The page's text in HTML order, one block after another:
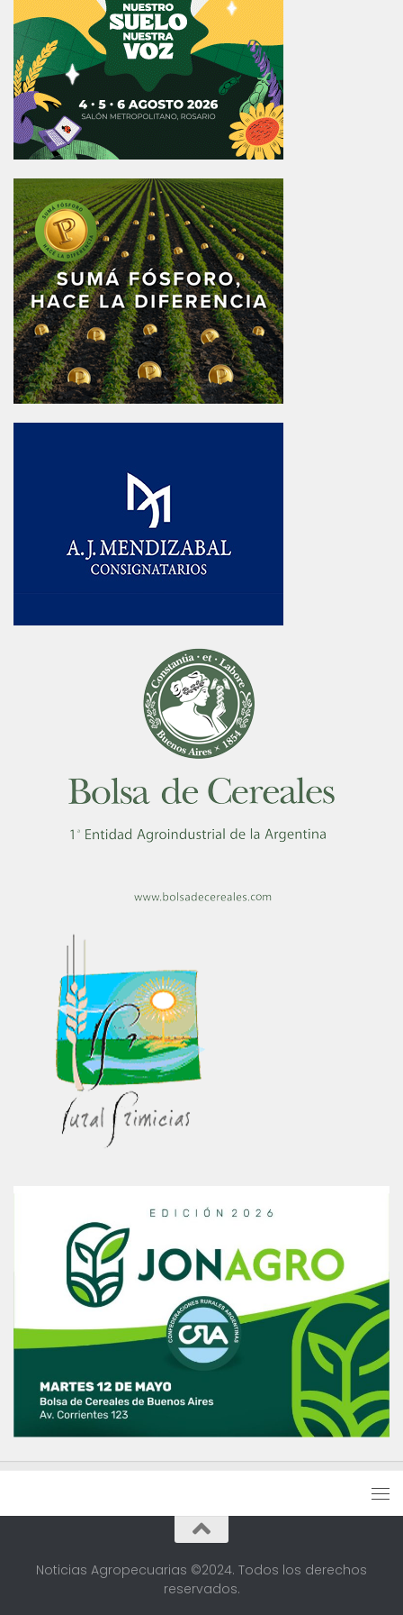
Noticias Agropecuarias ©2024. Todos los derechos
reservados.